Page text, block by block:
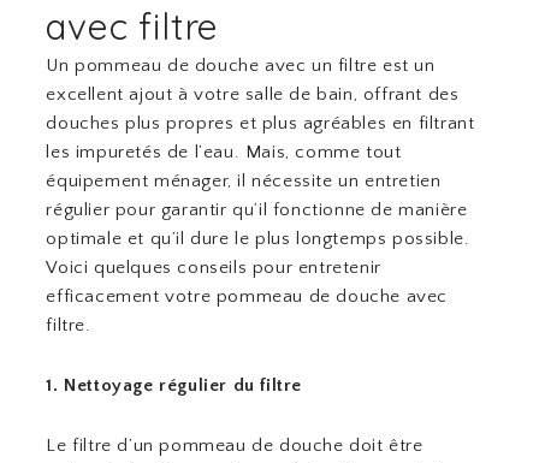
avec filtre
Un pommeau de douche avec un filtre est un
excellent ajout à votre salle de bain, offrant des
douches plus propres et plus agréables en filtrant
les impuretés de l’eau. Mais, comme tout
équipement ménager, il nécessite un entretien
régulier pour garantir qu’il fonctionne de manière
optimale et qu’il dure le plus longtemps possible.
Voici quelques conseils pour entretenir
efficacement votre pommeau de douche avec
filtre.
1. Nettoyage régulier du filtre
Le filtre d’un pommeau de douche doit être